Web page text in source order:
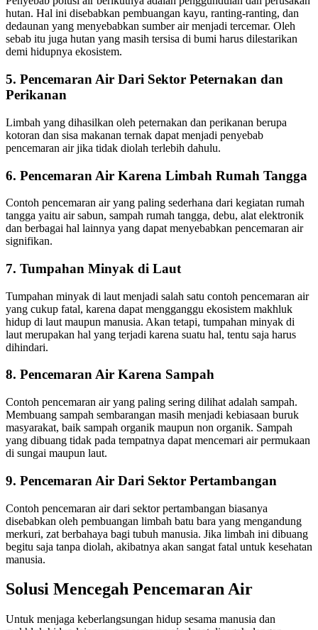
hutan. Hal ini disebabkan pembuangan kayu, ranting-ranting, dan
dedaunan yang menyebabkan sumber air menjadi tercemar. Oleh
sebab itu juga hutan yang masih tersisa di bumi harus dilestarikan
demi hidupnya ekosistem.
5. Pencemaran Air Dari Sektor Peternakan dan
Perikanan
Limbah yang dihasilkan oleh peternakan dan perikanan berupa
kotoran dan sisa makanan ternak dapat menjadi penyebab
pencemaran air jika tidak diolah terlebih dahulu.
6. Pencemaran Air Karena Limbah Rumah Tangga
Contoh pencemaran air yang paling sederhana dari kegiatan rumah
tangga yaitu air sabun, sampah rumah tangga, debu, alat elektronik
dan berbagai hal lainnya yang dapat menyebabkan pencemaran air
signifikan.
7. Tumpahan Minyak di Laut
Tumpahan minyak di laut menjadi salah satu contoh pencemaran air
yang cukup fatal, karena dapat mengganggu ekosistem makhluk
hidup di laut maupun manusia. Akan tetapi, tumpahan minyak di
laut merupakan hal yang terjadi karena suatu hal, tentu saja harus
dihindari.
8. Pencemaran Air Karena Sampah
Contoh pencemaran air yang paling sering dilihat adalah sampah.
Membuang sampah sembarangan masih menjadi kebiasaan buruk
masyarakat, baik sampah organik maupun non organik. Sampah
yang dibuang tidak pada tempatnya dapat mencemari air permukaan
di sungai maupun laut.
9. Pencemaran Air Dari Sektor Pertambangan
Contoh pencemaran air dari sektor pertambangan biasanya
disebabkan oleh pembuangan limbah batu bara yang mengandung
merkuri, zat berbahaya bagi tubuh manusia. Jika limbah ini dibuang
begitu saja tanpa diolah, akibatnya akan sangat fatal untuk kesehatan
manusia.
Solusi Mencegah Pencemaran Air
Untuk menjaga keberlangsungan hidup sesama manusia dan